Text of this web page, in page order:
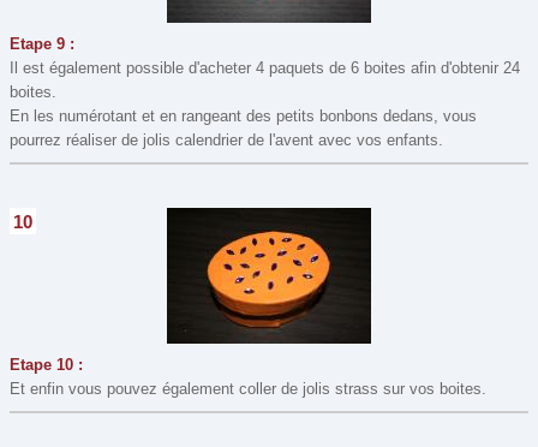
Etape 9 :
Il est également possible d'acheter 4 paquets de 6 boites afin d'obtenir 24
boites.
En les numérotant et en rangeant des petits bonbons dedans, vous
pourrez réaliser de jolis calendrier de l'avent avec vos enfants.
10
Etape 10 :
Et enfin vous pouvez également coller de jolis strass sur vos boites.